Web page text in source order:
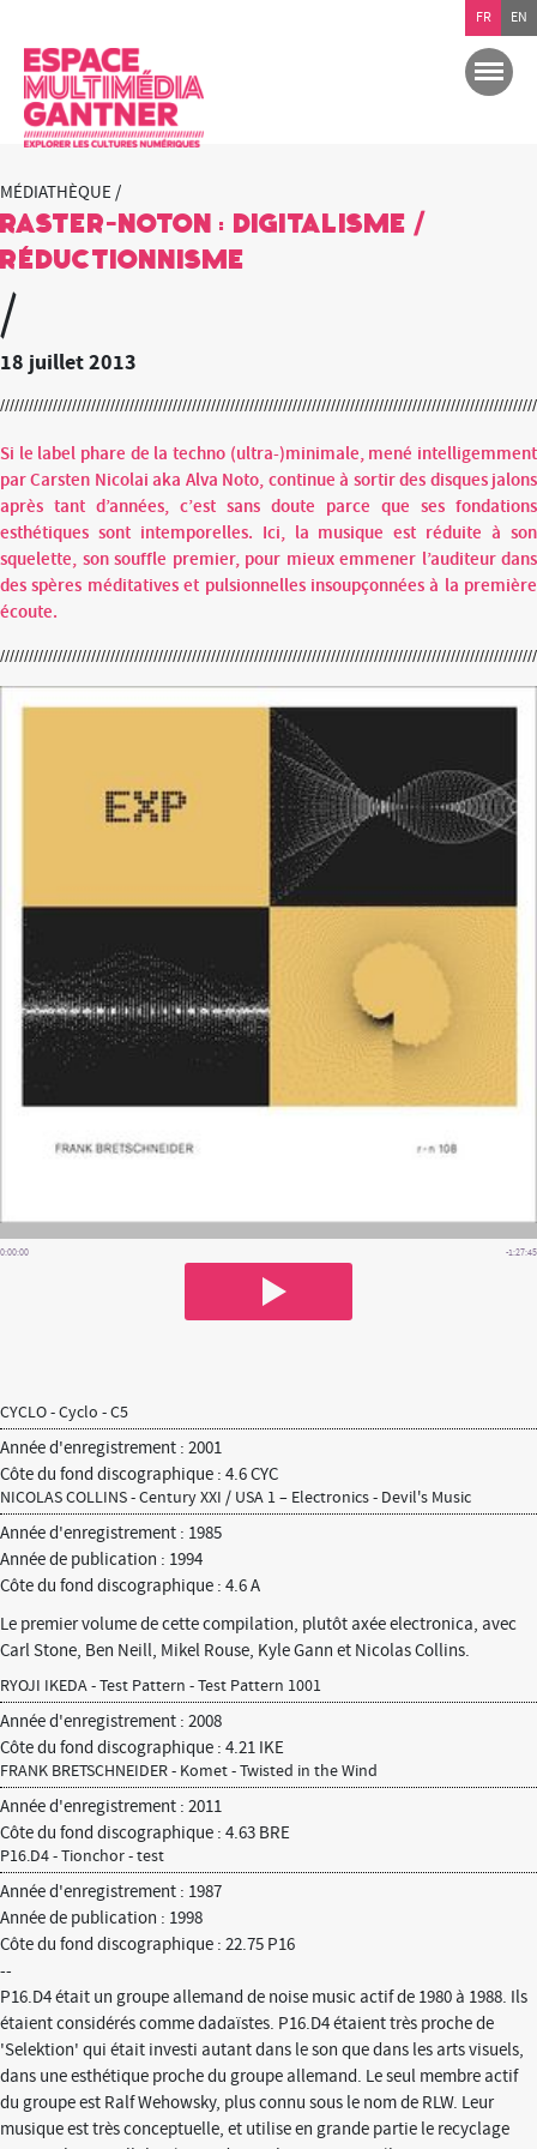
MÉDIATHÈQUE /
RASTER-NOTON : digitalisme /
réductionnisme
/
18 juillet 2013
Si le label phare de la techno (ultra-)minimale, mené intelligemment
par Carsten Nicolai aka Alva Noto, continue à sortir des disques jalons
après tant d’années, c’est sans doute parce que ses fondations
esthétiques sont intemporelles. Ici, la musique est réduite à son
squelette, son souffle premier, pour mieux emmener l’auditeur dans
des spères méditatives et pulsionnelles insoupçonnées à la première
écoute.
0:00:00 -1:27:45
CYCLO - Cyclo - C5
Année d'enregistrement : 2001
Côte du fond discographique : 4.6 CYC
NICOLAS COLLINS - Century XXI / USA 1 – Electronics - Devil's Music
Année d'enregistrement : 1985
Année de publication : 1994
Côte du fond discographique : 4.6 A
Le premier volume de cette compilation, plutôt axée electronica, avec
Carl Stone, Ben Neill, Mikel Rouse, Kyle Gann et Nicolas Collins.
RYOJI IKEDA - Test Pattern - Test Pattern 1001
Année d'enregistrement : 2008
Côte du fond discographique : 4.21 IKE
FRANK BRETSCHNEIDER - Komet - Twisted in the Wind
Année d'enregistrement : 2011
Côte du fond discographique : 4.63 BRE
P16.D4 - Tionchor - test
Année d'enregistrement : 1987
Année de publication : 1998
Côte du fond discographique : 22.75 P16
--
P16.D4 était un groupe allemand de noise music actif de 1980 à 1988. Ils
étaient considérés comme dadaïstes. P16.D4 étaient très proche de
'Selektion' qui était investi autant dans le son que dans les arts visuels,
dans une esthétique proche du groupe allemand. Le seul membre actif
du groupe est Ralf Wehowsky, plus connu sous le nom de RLW. Leur
musique est très conceptuelle, et utilise en grande partie le recyclage
FR EN